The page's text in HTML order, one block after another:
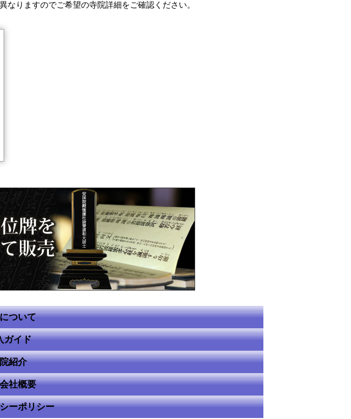
りますのでご希望の寺院詳細をご確認ください。
ついて
ガイド
紹介
社概要
ーポリシー